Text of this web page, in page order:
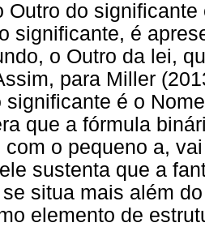
Outro do
significante, é
o Outro da lei,
para Miller
significante é o
que a fórmula
com o pequeno a,
sustenta que a
situa mais além
elemento de